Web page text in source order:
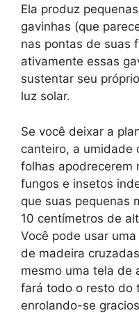
Ela produz
gavinhas (que
nas pontas de suas
ativamente essas
sustentar seu
luz solar.
Se você deixar a
canteiro, a umidade
folhas apodrecerem
fungos e insetos
que suas pequenas
10 centímetros de
Você pode usar
de madeira
mesmo uma tela de
fará todo o resto do
enrolando-se